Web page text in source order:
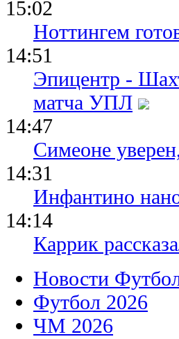
15:02
Ноттингем
14:51
Эпицентр -
матча УПЛ
14:47
Симеоне
14:31
Инфантино
14:14
Каррик
Новости
Футбол 2026
ЧМ 2026